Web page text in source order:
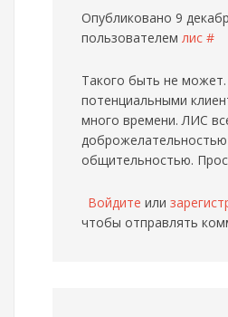
Опубликовано 9
пользователем лис #
Такого быть не
потенциальными
много времени. ЛИС
общительностью.
Войдите или
чтобы отправлять